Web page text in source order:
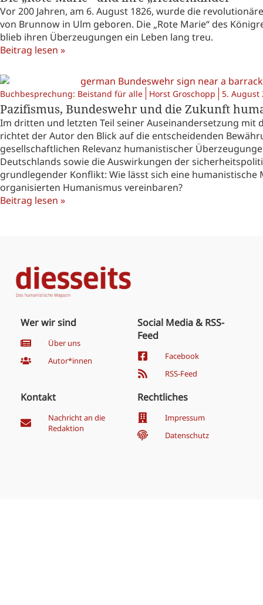
Vor 200 Jahren, am 6. August 1826, wurde die
von Brunnow in Ulm geboren. Die „Rote Marie“ des
blieb ihren Überzeugungen ein Leben lang treu.
Beitrag lesen »
Buchbesprechung: Beistand für alle Horst Groschopp 5. August
Pazifismus, Bundeswehr und die Zukunft
Im dritten und letzten Teil seiner Auseinandersetzung
richtet der Autor den Blick auf die entscheidenden
gesellschaftlichen Relevanz humanistischer
Deutschlands sowie die Auswirkungen der
grundlegender Konflikt: Wie lässt sich eine
organisierten Humanismus vereinbaren?
Beitrag lesen »
Wer wir sind
Über uns
Autor*innen
Social Media & RSS-
Feed
Facebook
RSS-Feed
Kontakt
Nachricht an die
Redaktion
Rechtliches
Impressum
Datenschutz